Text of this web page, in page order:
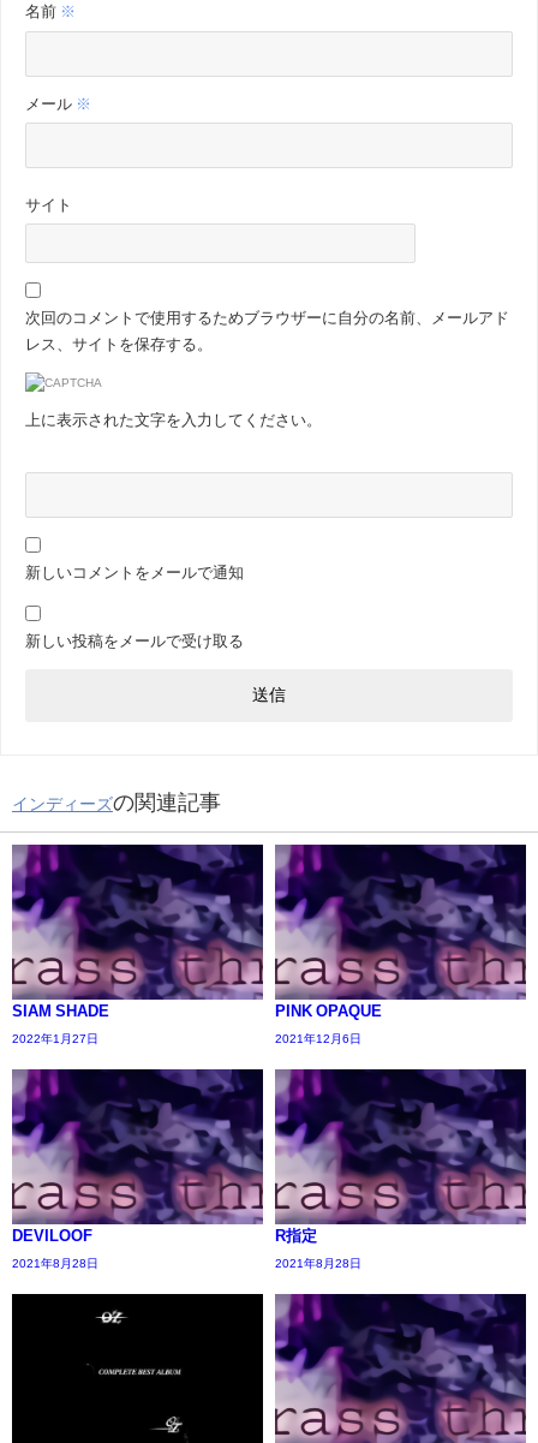
名前 ※
メール ※
サイト
次回のコメントで使用するためブラウザーに自分の名前、メールアド
レス、サイトを保存する。
上に表示された文字を入力してください。
新しいコメントをメールで通知
新しい投稿をメールで受け取る
インディーズの関連記事
SIAM SHADE
2022年1月27日
PINK OPAQUE
2021年12月6日
DEVILOOF
2021年8月28日
R指定
2021年8月28日